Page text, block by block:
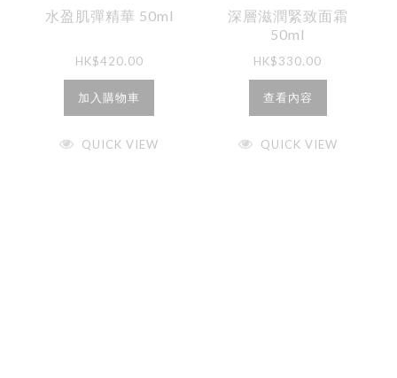
水盈肌彈精華 50ml
HK$420.00
加入購物車
QUICK VIEW
深層滋潤緊致面霜
50ml
HK$330.00
查看內容
QUICK VIEW